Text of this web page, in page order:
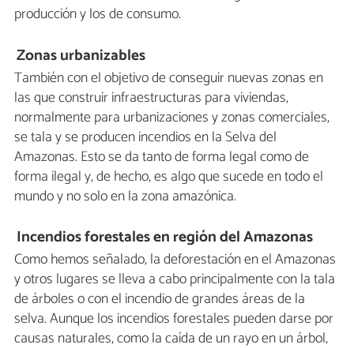
producción y los de consumo.
Zonas urbanizables
También con el objetivo de conseguir nuevas zonas en
las que construir infraestructuras para viviendas,
normalmente para urbanizaciones y zonas comerciales,
se tala y se producen incendios en la Selva del
Amazonas. Esto se da tanto de forma legal como de
forma ilegal y, de hecho, es algo que sucede en todo el
mundo y no solo en la zona amazónica.
Incendios forestales en región del Amazonas
Como hemos señalado, la deforestación en el Amazonas
y otros lugares se lleva a cabo principalmente con la tala
de árboles o con el incendio de grandes áreas de la
selva. Aunque los incendios forestales pueden darse por
causas naturales, como la caída de un rayo en un árbol,